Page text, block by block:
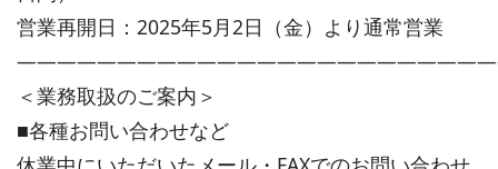
営業再開日：2025年5月2日（金）より通常営業
＜業務取扱のご案内＞
■各種お問い合わせなど